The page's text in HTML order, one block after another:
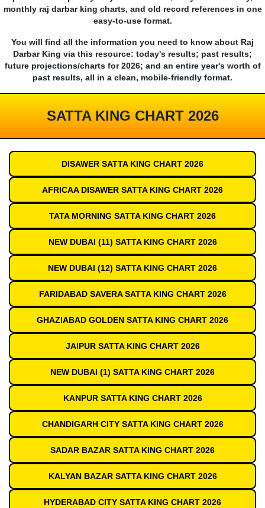
monthly raj darbar king charts, and old record references in one
easy-to-use format.
You will find all the information you need to know about Raj
Darbar King via this resource: today's results; past results;
future projections/charts for 2026; and an entire year's worth of
past results, all in a clean, mobile-friendly format.
SATTA KING CHART 2026
DISAWER SATTA KING CHART 2026
AFRICAA DISAWER SATTA KING CHART 2026
TATA MORNING SATTA KING CHART 2026
NEW DUBAI (11) SATTA KING CHART 2026
NEW DUBAI (12) SATTA KING CHART 2026
FARIDABAD SAVERA SATTA KING CHART 2026
GHAZIABAD GOLDEN SATTA KING CHART 2026
JAIPUR SATTA KING CHART 2026
NEW DUBAI (1) SATTA KING CHART 2026
KANPUR SATTA KING CHART 2026
CHANDIGARH CITY SATTA KING CHART 2026
SADAR BAZAR SATTA KING CHART 2026
KALYAN BAZAR SATTA KING CHART 2026
HYDERABAD CITY SATTA KING CHART 2026